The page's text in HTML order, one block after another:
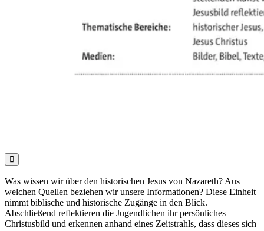

Was wissen wir über den historischen Jesus von Nazareth? Aus
welchen Quellen beziehen wir unsere Informationen? Diese Einheit
nimmt biblische und historische Zugänge in den Blick.
Abschließend reflektieren die Jugendlichen ihr persönliches
Christusbild und erkennen anhand eines Zeitstrahls, dass dieses sich